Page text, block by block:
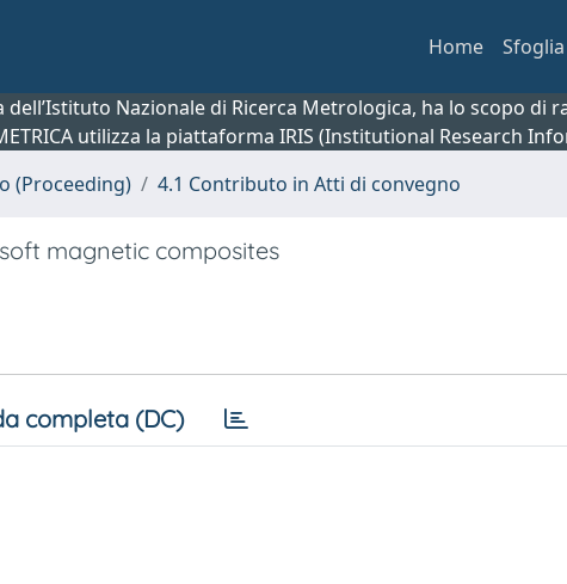
Home Sfoglia
dell’Istituto Nazionale di Ricerca Metrologica, ha lo scopo
utilizza la piattaforma IRIS (Institutional Research
(Proceeding) 4.1 Contributo in Atti di convegno
magnetic composites
completa (DC)